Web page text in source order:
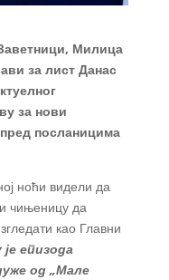
Милица
за лист Данас
за нови
посланицима
ноћи видели да
чињеницу да
као Главни
епизода
од „Мале